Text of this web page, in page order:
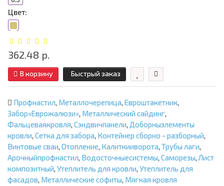
Цвет:
362.48 р.
В корзину Быстрый заказ
Профнастил, Металлочерепица, Евроштакетник,
Забор«Еврожалюзи», Металлический сайдинг,
Фальцеваякровля, Сэндвичпанели, Доборныэлементы
кровли, Сетка для забора, Контейнер сборно - разборный,
Винтовые сваи, Отопление, Калиткииворота, Трубы лаги,
Арочныйпрофнастил, Водосточныесистемы, Саморезы, Лист
композитный, Утеплитель для кровли, Утеплитель для
фасадов, Металлические софиты, Мягкая кровля